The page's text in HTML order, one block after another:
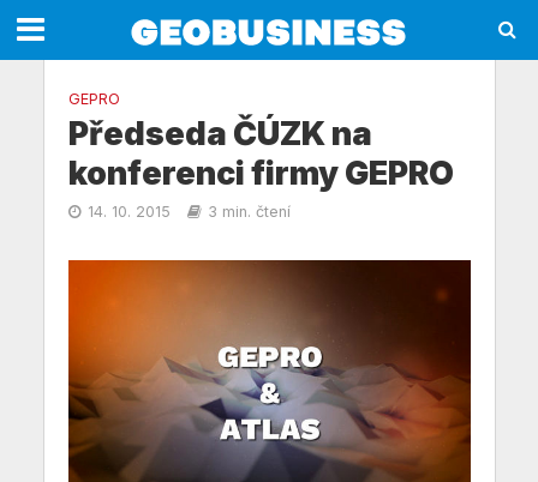
GEPRO
Předseda ČÚZK na
konferenci firmy GEPRO
14. 10. 2015 3 min. čtení